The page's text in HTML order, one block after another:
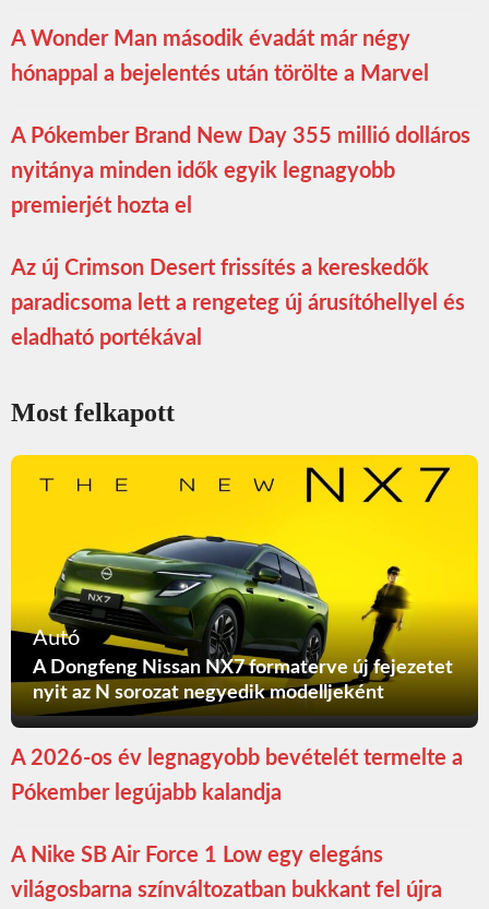
A Wonder Man második évadát már négy
hónappal a bejelentés után törölte a Marvel
A Pókember Brand New Day 355 millió dolláros
nyitánya minden idők egyik legnagyobb
premierjét hozta el
Az új Crimson Desert frissítés a kereskedők
paradicsoma lett a rengeteg új árusítóhellyel és
eladható portékával
Most felkapott
Autó
A Dongfeng Nissan NX7 formaterve új fejezetet
nyit az N sorozat negyedik modelljeként
A 2026-os év legnagyobb bevételét termelte a
Pókember legújabb kalandja
A Nike SB Air Force 1 Low egy elegáns
világosbarna színváltozatban bukkant fel újra